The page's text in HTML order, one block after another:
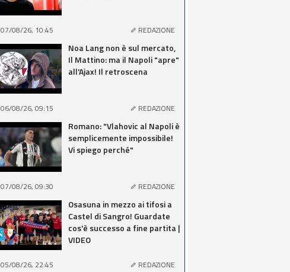
07/08/26, 10:45 REDAZIONE
Noa Lang non è sul mercato,
Il Mattino: ma il Napoli "apre"
all'Ajax! Il retroscena
06/08/26, 09:15 REDAZIONE
Romano: "Vlahovic al Napoli è
semplicemente impossibile!
Vi spiego perché"
07/08/26, 09:30 REDAZIONE
Osasuna in mezzo ai tifosi a
Castel di Sangro! Guardate
cos'è successo a fine partita |
VIDEO
05/08/26, 22:45 REDAZIONE